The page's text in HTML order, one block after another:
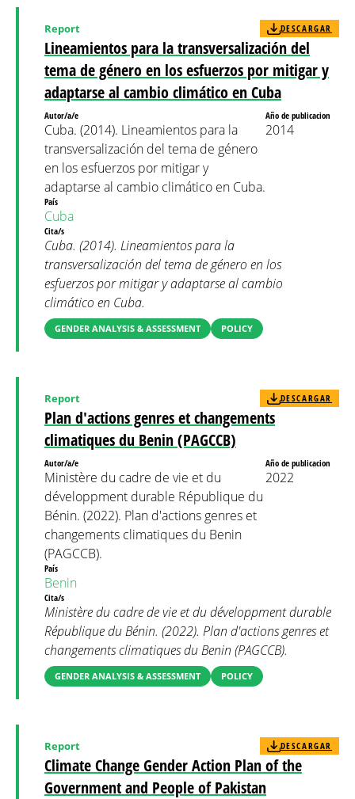
Lineamientos para la transversalización del
tema de género en los esfuerzos por mitigar y
adaptarse al cambio climático en Cuba
Report DESCARGAR
Autor/a/e
Cuba. (2014). Lineamientos para la
transversalización del tema de género
en los esfuerzos por mitigar y
adaptarse al cambio climático en Cuba.
Año de publicacion
2014
País
Cuba
Cita/s
Cuba. (2014). Lineamientos para la
transversalización del tema de género en los
esfuerzos por mitigar y adaptarse al cambio
climático en Cuba.
GENDER ANALYSIS & ASSESSMENT POLICY
Plan d'actions genres et changements
climatiques du Benin (PAGCCB)
Report DESCARGAR
Autor/a/e
Ministère du cadre de vie et du
développment durable République du
Bénin. (2022). Plan d'actions genres et
changements climatiques du Benin
(PAGCCB).
Año de publicacion
2022
País
Benin
Cita/s
Ministère du cadre de vie et du développment durable
République du Bénin. (2022). Plan d'actions genres et
changements climatiques du Benin (PAGCCB).
GENDER ANALYSIS & ASSESSMENT POLICY
Climate Change Gender Action Plan of the
Government and People of Pakistan
Report DESCARGAR